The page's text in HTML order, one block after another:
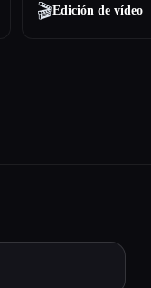
🎬Edición de vídeo